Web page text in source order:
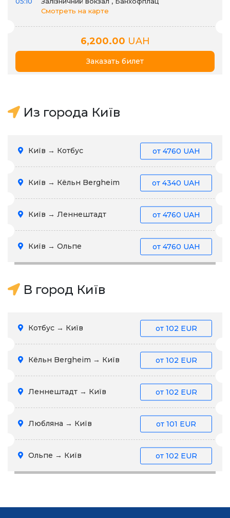
Смотреть на карте
6,200.00 UAH
Заказать билет
Из города Київ
Київ → Котбус от 4760 UAH
Київ → Кёльн Bergheim от 4340 UAH
Київ → Леннештадт от 4760 UAH
Київ → Ольпе от 4760 UAH
В город Київ
Котбус → Київ от 102 EUR
Кёльн Bergheim → Київ от 102 EUR
Леннештадт → Київ от 102 EUR
Любляна → Київ от 101 EUR
Ольпе → Київ от 102 EUR